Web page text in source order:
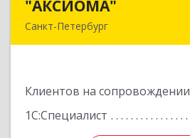
"АКСИОМА"
Санкт-Петербург
Клиентов на сопровождении
1С:Специалист